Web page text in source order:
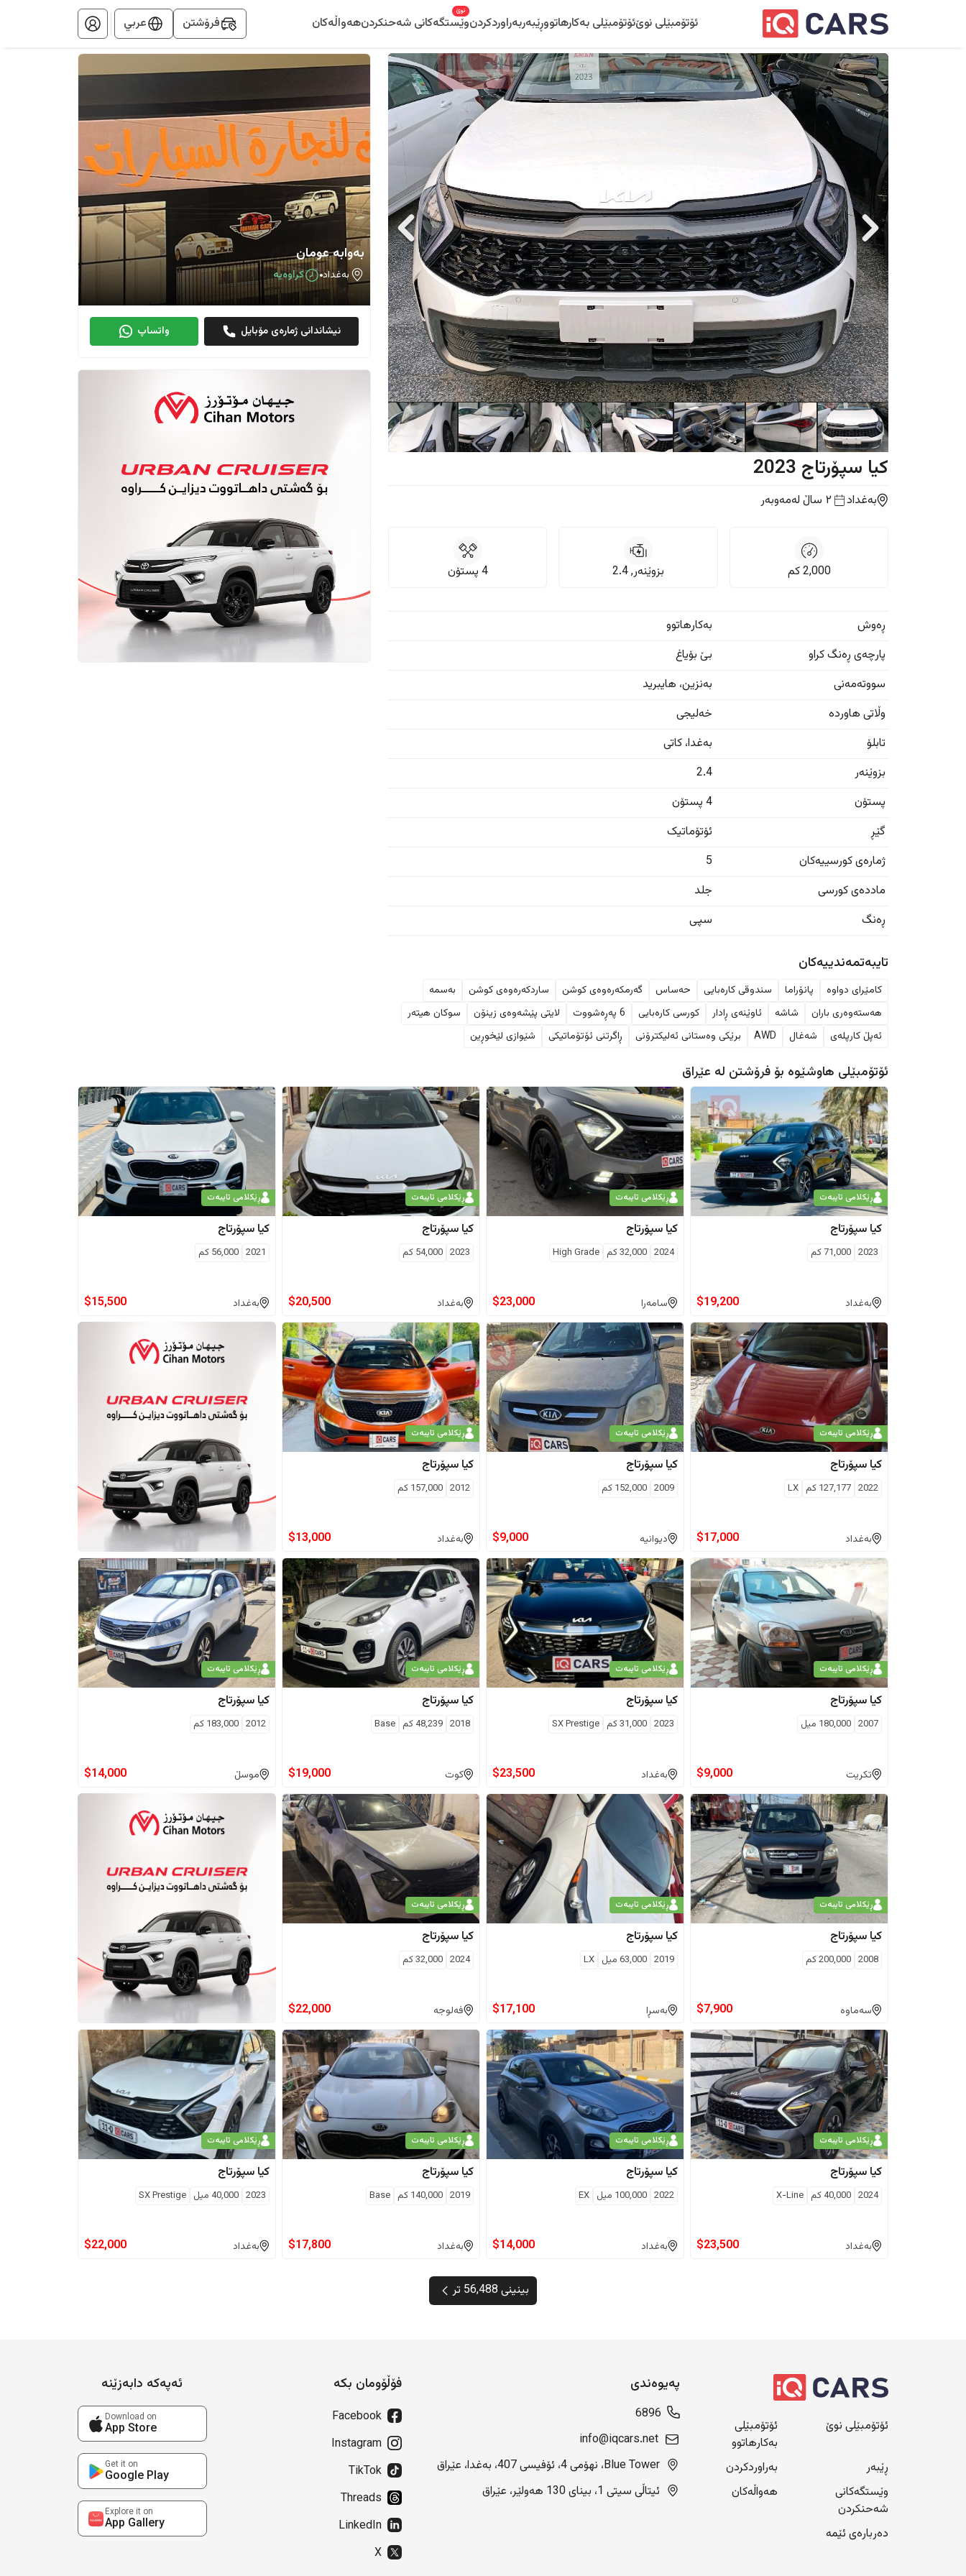
ئۆتۆمبێلی نوێئۆتۆمبێلی بەکارهاتووڕێبەربەراوردکردنوێستگەکانی شەحنکردن
نوێ
هەواڵەکان فرۆشتن عربي
کیا سپۆرتاج 2023
بەغداد ٢ ساڵ لەمەوبەر
2,000كم بزوێنەر, 2.4 4 پستۆن
ڕەوش
بەکارهاتوو
پارچەی ڕەنگ کراو
بێ بۆیاغ
سووتەمەنی
بەنزین، هایبرید
وڵاتی هاوردە
خەلیجی
تابلۆ
بەغدا،کاتی
بزوێنەر
2.4
پستۆن
4 پستۆن
گێڕ
ئۆتۆماتیک
ژمارەی کورسییەکان
5
ماددەی کورسی
جلد
ڕەنگ
سپی
تایبەتمەندییەکان
کامێرای دواوە پانۆراما سندوقی کارەبایی حەساس گەرمکەرەوەی کوشن ساردکەرەوەی کوشن
بەسمە
هەستەوەری باران
شاشە ئاوێنەی ڕادار کورسی کارەبایی 6 پەڕەشووت لایتی پێشەوەی زینۆن
سوکان هیتەر
ئەپڵ کارپلەی
شەغال AWD برێکی وەستانی ئەلیکترۆنی ڕاگرتنی ئۆتۆماتیکی شێوازی لێخوڕین
بەوابە عومان
بەغداد کراوەیە
نیشاندانی ژمارەی مۆبایل واتساپ
ئۆتۆمبێلی هاوشێوە بۆ فرۆشتن لە عێراق
ڕێکلامی تایبەت
کیا سپۆرتاج
2023
71,000كم
بەغداد $19,200
ڕێکلامی تایبەت
کیا سپۆرتاج
2024
32,000كم High Grade
سامەرا $23,000
ڕێکلامی تایبەت
کیا سپۆرتاج
2023
54,000 كم
بەغداد $20,500
ڕێکلامی تایبەت
کیا سپۆرتاج
2021
56,000 كم
بەغداد $15,500
ڕێکلامی تایبەت
کیا سپۆرتاج
2022
127,177 كم LX
بەغداد $17,000
ڕێکلامی تایبەت
کیا سپۆرتاج
2009
152,000 كم
دیوانیە $9,000
ڕێکلامی تایبەت
کیا سپۆرتاج
2012
157,000 كم
بەغداد $13,000
ڕێکلامی تایبەت
کیا سپۆرتاج
2007
180,000 ميل
تکریت $9,000
ڕێکلامی تایبەت
کیا سپۆرتاج
2023
31,000كم SX Prestige
بەغداد $23,500
ڕێکلامی تایبەت
کیا سپۆرتاج
2018
48,239كم Base
کوت $19,000
ڕێکلامی تایبەت
کیا سپۆرتاج
2012
183,000 كم
موسڵ $14,000
ڕێکلامی تایبەت
کیا سپۆرتاج
2008
200,000كم
سەماوە $7,900
ڕێکلامی تایبەت
کیا سپۆرتاج
2019
63,000 ميل LX
بەسڕا $17,100
ڕێکلامی تایبەت
کیا سپۆرتاج
2024
32,000كم
فەلوجە $22,000
ڕێکلامی تایبەت
کیا سپۆرتاج
2024
40,000كم X-Line
بەغداد $23,500
ڕێکلامی تایبەت
کیا سپۆرتاج
2022
100,000 ميل EX
بەغداد $14,000
ڕێکلامی تایبەت
کیا سپۆرتاج
2019
140,000 كم Base
بەغداد $17,800
ڕێکلامی تایبەت
کیا سپۆرتاج
2023
40,000 ميل SX Prestige
بەغداد $22,000
بینینی 56,488 تر
ئۆتۆمبێلی نوێ
ئۆتۆمبێلی
بەکارهاتوو
ڕێبەر
بەراوردکردن
وێستگەکانی
شەحنکردن
هەواڵەکان
دەربارەی ئێمە
پەیوەندی
6896
info@iqcars.net
Blue Tower، نهۆمی 4، ئۆفیسی 407، بەغدا، عێراق
ئیتاڵی سیتی 1، بینای 130 هەولێر، عێراق
فۆڵۆومان بکە
Facebook
Instagram
TikTok
Threads
LinkedIn
X
ئەپەکە دابەزێنە
Download on
App Store
Get it on
Google Play
Explore it on
App Gallery